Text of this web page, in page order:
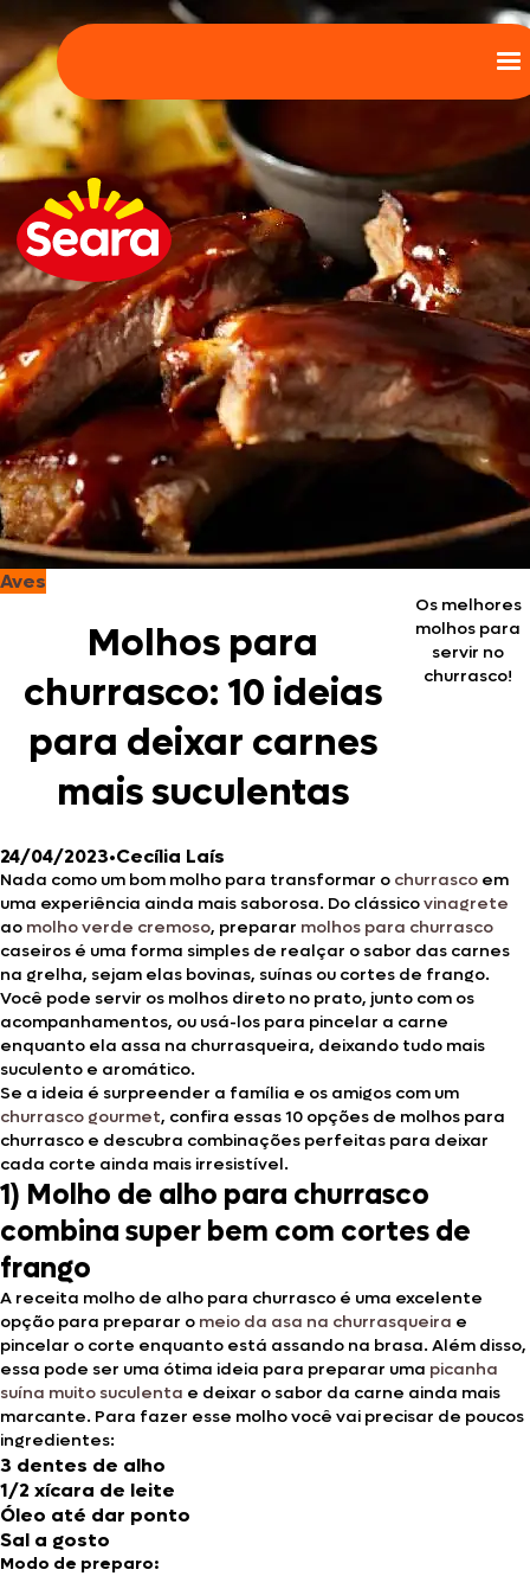
Aves
Molhos para
churrasco: 10 ideias
para deixar carnes
mais suculentas
Os melhores
molhos para
servir no
churrasco!
24/04/2023•Cecília Laís
Nada como um bom molho para transformar o churrasco em
uma experiência ainda mais saborosa. Do clássicovinagrete
ao molho verde cremoso, preparar molhos para churrasco
caseiros é uma forma simples de realçar o sabor das carnes
na grelha, sejam elas bovinas, suínas ou cortes de frango.
Você pode servir os molhos direto no prato, junto com os
acompanhamentos, ou usá-los para pincelar a carne
enquanto ela assa na churrasqueira, deixando tudo mais
suculento e aromático.
Se a ideia é surpreender a família e os amigos com um
churrasco gourmet, confira essas 10 opções de molhos para
churrasco e descubra combinações perfeitas para deixar
cada corte ainda mais irresistível.
1) Molho de alho para churrasco
combina super bem com cortes de
frango
A receita molho de alho para churrasco é uma excelente
opção para preparar o meio da asa na churrasqueira e
pincelar o corte enquanto está assando na brasa. Além disso,
essa pode ser uma ótima ideia para preparar uma picanha
suína muito suculenta e deixar o sabor da carne ainda mais
marcante. Para fazer esse molho você vai precisar de poucos
ingredientes:
3 dentes de alho
1/2 xícara de leite
Óleo até dar ponto
Sal a gosto
Modo de preparo: